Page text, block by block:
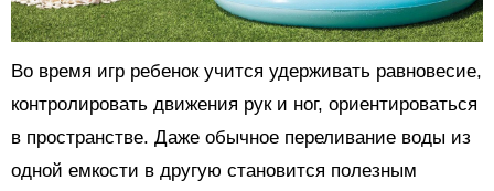
Во время игр ребенок учится удерживать равновесие,
контролировать движения рук и ног, ориентироваться
в пространстве. Даже обычное переливание воды из
одной емкости в другую становится полезным